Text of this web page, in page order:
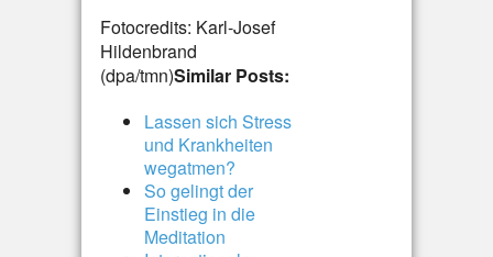
Fotocredits: Karl-Josef
Hildenbrand
(dpa/tmn)Similar Posts:
Lassen sich Stress
und Krankheiten
wegatmen?
So gelingt der
Einstieg in die
Meditation